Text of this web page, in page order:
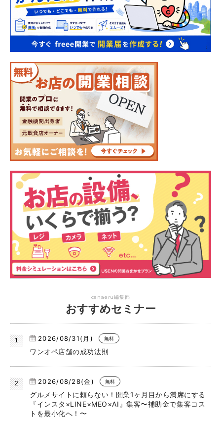
canaeru編集部
おすすめセミナー
2026/08/31(月) 無料
ワンオペ店舗の成功法則
2026/08/28(金) 無料
グルメサイトに頼らない！開業1ヶ月目から満席にする
『インスタ×LINE×MEO×AI』集客〜補助金で集客コス
トを最小化へ！〜